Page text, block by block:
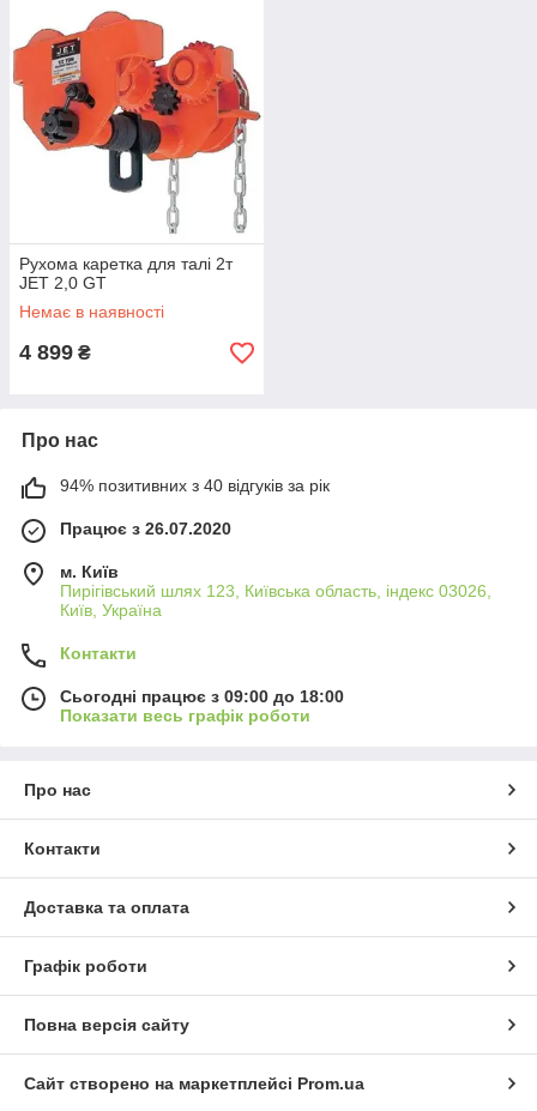
Рухома каретка для талі 2т
JET 2,0 GT
Немає в наявності
4 899 ₴
Про нас
94% позитивних з 40 відгуків за рік
Працює з 26.07.2020
м. Київ
Пирігівський шлях 123, Київська область, індекс 03026,
Київ, Україна
Контакти
Сьогодні працює з 09:00 до 18:00
Показати весь графік роботи
Про нас
Контакти
Доставка та оплата
Графік роботи
Повна версія сайту
Сайт створено на маркетплейсі Prom.ua